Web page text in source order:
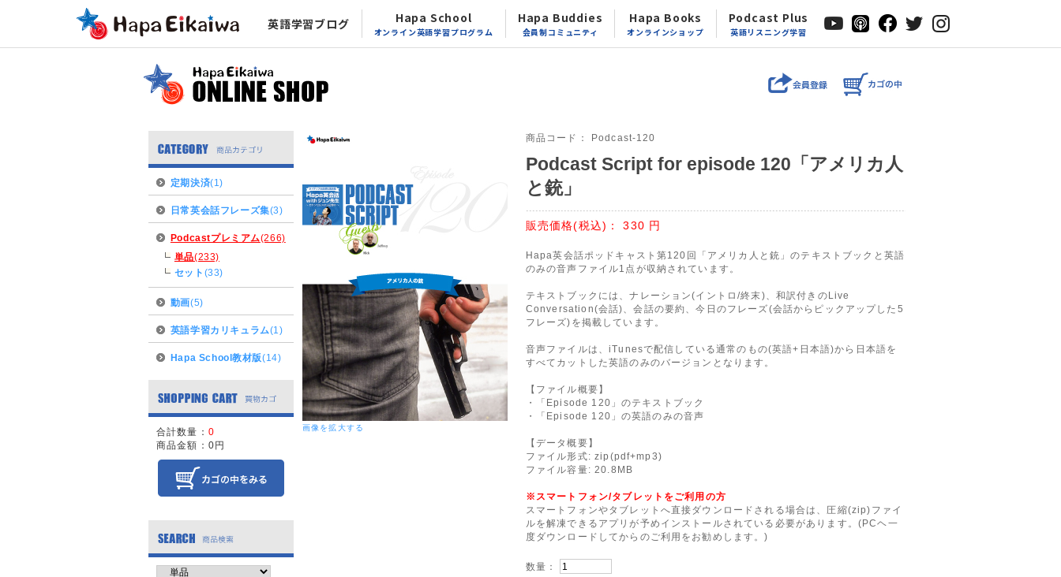
英語学習ブログ Hapa School
オンライン英語学習プログラム
Hapa Buddies
会員制コミュニティ
Hapa Books
オンラインショップ
Podcast Plus
英語リスニング学習
定期決済(1)
日常英会話フレーズ集(3)
Podcastプレミアム(266)
単品(233)
セット (33)
動画(5)
英語学習カリキュラム(1)
Hapa School教材版(14)
合計数量： 0
商品金額： 0円
画像を拡大する
商品コード： Podcast-120
Podcast Script for episode 120「アメリカ人
と銃」
販売価格(税込)： 330 円
Hapa英会話ポッドキャスト第120回「アメリカ人と銃」のテキストブックと英語
のみの音声ファイル1点が収納されています。
テキストブックには、ナレーション(イントロ/終末)、和訳付きのLive
Conversation(会話)、会話の要約、今日のフレーズ(会話からピックアップした5
フレーズ)を掲載しています。
音声ファイルは、iTunesで配信している通常のもの(英語+日本語)から日本語を
すべてカットした英語のみのバージョンとなります。
【ファイル概要】
・「Episode 120」のテキストブック
・「Episode 120」の英語のみの音声
【データ概要】
ファイル形式: zip(pdf+mp3)
ファイル容量: 20.8MB
※スマートフォン/タブレットをご利用の方
スマートフォンやタブレットへ直接ダウンロードされる場合は、圧縮(zip)ファイ
ルを解凍できるアプリが予めインストールされている必要があります。(PCヘ一
度ダウンロードしてからのご利用をお勧めします。)
数量：